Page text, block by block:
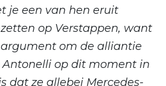
je een van hen eruit
op Verstappen, want
om de alliantie
Antonelli op dit moment in
dat ze allebei Mercedes-